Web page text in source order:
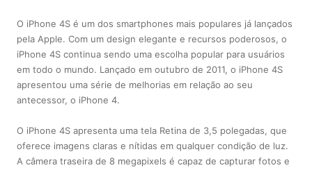
O iPhone 4S é um dos smartphones mais populares já lançados
pela Apple. Com um design elegante e recursos poderosos, o
iPhone 4S continua sendo uma escolha popular para usuários
em todo o mundo. Lançado em outubro de 2011, o iPhone 4S
apresentou uma série de melhorias em relação ao seu
antecessor, o iPhone 4.
O iPhone 4S apresenta uma tela Retina de 3,5 polegadas, que
oferece imagens claras e nítidas em qualquer condição de luz.
A câmera traseira de 8 megapixels é capaz de capturar fotos e